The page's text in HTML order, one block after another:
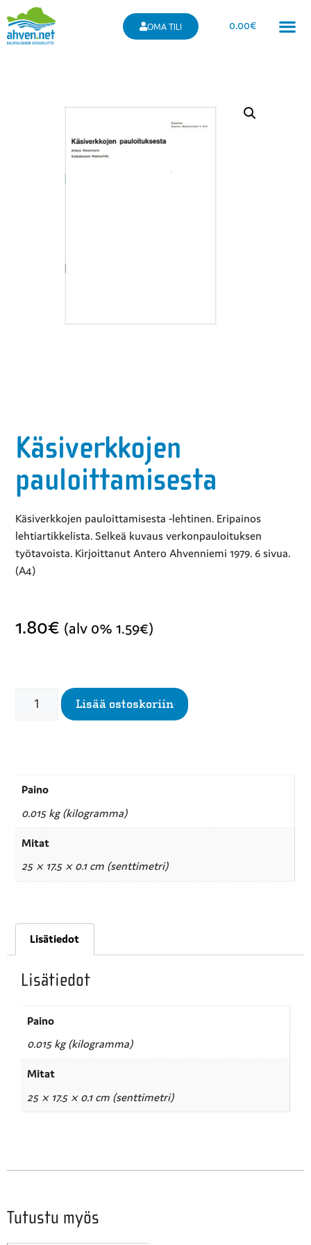
OMA TILI 0.00€
Käsiverkkojen
pauloittamisesta
Käsiverkkojen pauloittamisesta -lehtinen. Eripainos
lehtiartikkelista. Selkeä kuvaus verkonpauloituksen
työtavoista. Kirjoittanut Antero Ahvenniemi 1979. 6 sivua.
(A4)
1.80€ (alv 0%1.59€)
Lisää ostoskoriin
Paino
0.015 kg (kilogramma)
Mitat
25 × 17.5 × 0.1 cm (senttimetri)
Lisätiedot
Lisätiedot
Paino
0.015 kg (kilogramma)
Mitat
25 × 17.5 × 0.1 cm (senttimetri)
Tutustu myös